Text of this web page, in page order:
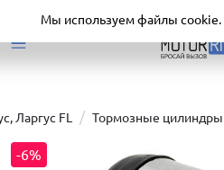
Ларгус FL Тормозные цилиндры
-6%
Мы используем файлы cookie.